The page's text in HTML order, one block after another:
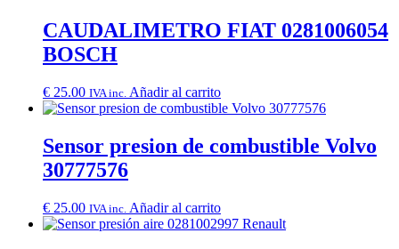
CAUDALIMETRO FIAT 0281006054
BOSCH
€ 25.00 IVA inc. Añadir al carrito
Sensor presion de combustible Volvo
30777576
€ 25.00 IVA inc. Añadir al carrito